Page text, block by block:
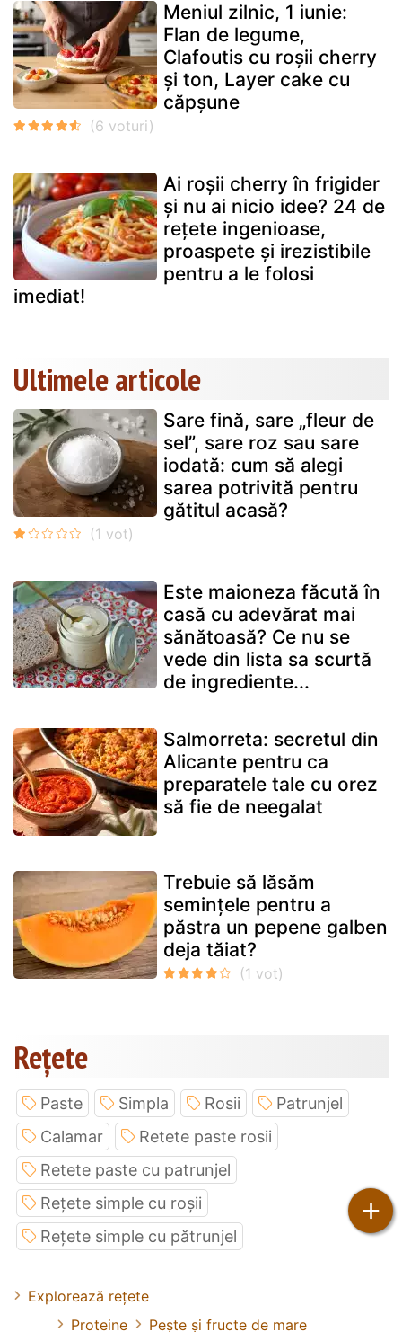
+
Meniul zilnic, 1 iunie:
Flan de legume,
Clafoutis cu roșii cherry
și ton, Layer cake cu
căpșune
Ai roșii cherry în frigider
și nu ai nicio idee? 24 de
rețete ingenioase,
proaspete și irezistibile
pentru a le folosi
imediat!
Ultimele articole
Sare fină, sare „fleur de
sel”, sare roz sau sare
iodată: cum să alegi
sarea potrivită pentru
gătitul acasă?
Este maioneza făcută în
casă cu adevărat mai
sănătoasă? Ce nu se
vede din lista sa scurtă
de ingrediente...
Salmorreta: secretul din
Alicante pentru ca
preparatele tale cu orez
să fie de neegalat
Trebuie să lăsăm
semințele pentru a
păstra un pepene galben
deja tăiat?
Rețete
Paste Simpla Rosii
Patrunjel
Calamar
Retete paste rosii
Retete paste cu patrunjel
Rețete simple cu roșii
Rețete simple cu pătrunjel
Explorează rețete
Proteine
Pește și fructe de mare